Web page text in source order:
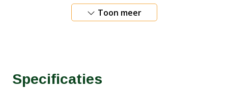
komen. De kop is draaibaar en in 7 standen instelbaar.
Met een ver bereik van ongeveer 4m afhankelijk van de
erg efficient is met een knipcapaciteit van 19mm. De
Xenoy behuizing zorgt dat de machine extra duurzaam
Toon meer
Specificaties